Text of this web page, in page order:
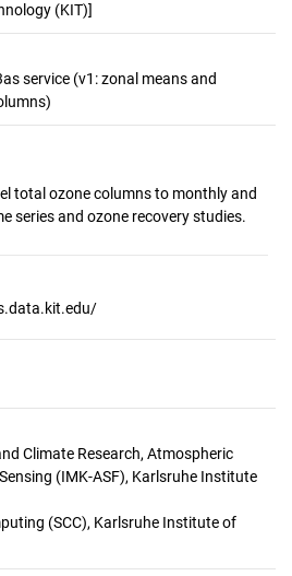
(KIT)]
service (v1: zonal means and
total ozone columns to monthly and
Climate Research, Atmospheric
(IMK-ASF), Karlsruhe Institute
(SCC), Karlsruhe Institute of